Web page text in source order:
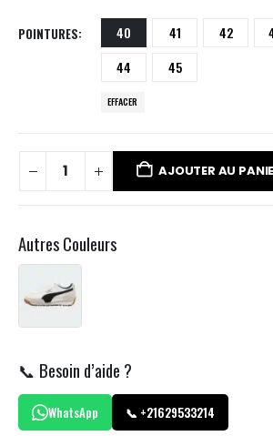
POINTURES 40 41 42
44
45
EFFACER
AJOUTER AU
Autres Couleurs
📞 Besoin d’aide ?
WhatsApp 📞 +21629533214